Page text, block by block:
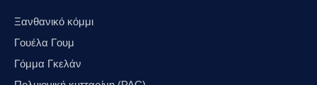
Ξανθανικό κόμμι
Γουέλα Γουμ
Γόμμα Γκελάν